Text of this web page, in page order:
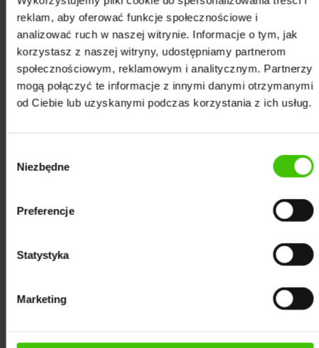
reklam, aby oferować funkcje społecznościowe i
analizować ruch w naszej witrynie. Informacje o tym, jak
korzystasz z naszej witryny, udostępniamy partnerom
społecznościowym, reklamowym i analitycznym. Partnerzy
mogą połączyć te informacje z innymi danymi otrzymanymi
od Ciebie lub uzyskanymi podczas korzystania z ich usług.
zgody
Niezbędne
Preferencje
Statystyka
Marketing
Link building jest jednym z ważniejszych elementów
wpływających na pozycję strony firmy z Mielca w
wynikach wyszukiwania Google. Profil linków powinien
być silny, a jednocześnie zbudowany w jak najbardziej
naturalny sposób. Jest to jeden z trudniejszych
angażujemy ekspertów o dużym doświadczeniu.
Optymalizacja on-site stron firmowych z
Piotrkowa Trybunalskiego
Jest to jedna ze stałych, cyklicznych czynności, które
wykonujemy w ramach procesu pozycjonowania